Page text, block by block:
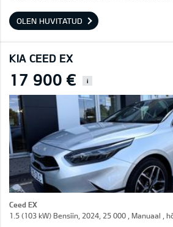
OLEN HUVITATUD
KIA CEED EX
17 900 € i
Ceed EX
1.5 (103 kW) Bensiin, 2024, 25 000 , Manuaal ,